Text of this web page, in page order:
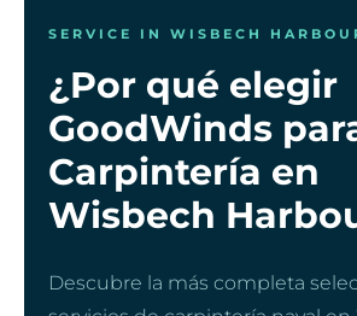
SERVICE IN WISBECH
¿Por qué elegir
GoodWinds
Carpintería en
Wisbech
Descubre la más completa